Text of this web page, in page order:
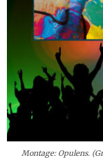
Montage: Opulens.